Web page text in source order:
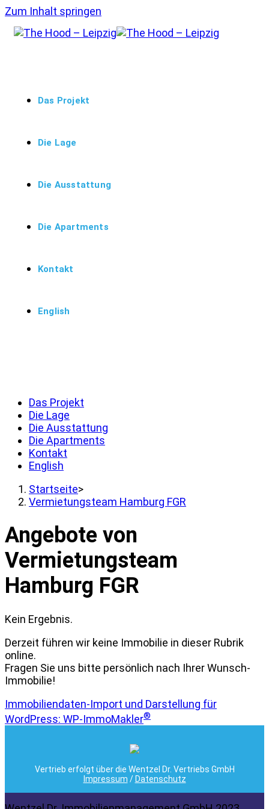
Zum Inhalt springen
Das Projekt
Die Lage
Die Ausstattung
Die Apartments
Kontakt
English
Das Projekt
Die Lage
Die Ausstattung
Die Apartments
Kontakt
English
Startseite>
Vermietungsteam Hamburg FGR
Angebote von
Vermietungsteam
Hamburg FGR
Kein Ergebnis.
Derzeit führen wir keine Immobilie in dieser Rubrik
online.
Fragen Sie uns bitte persönlich nach Ihrer Wunsch-
Immobilie!
Immobiliendaten-Import und Darstellung für
WordPress: WP-ImmoMakler®
Vertrieb erfolgt über die Wentzel Dr. Vertriebs GmbH
Impressum / Datenschutz